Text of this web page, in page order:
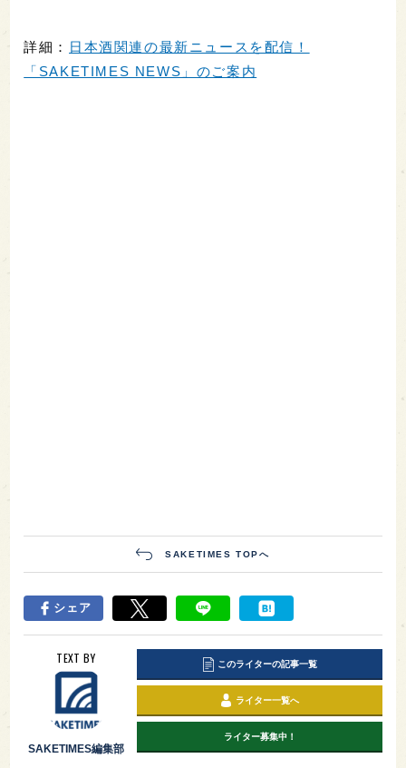
詳細：
日本酒関連の最新ニュースを配信！
「SAKETIMES NEWS」のご案内
SAKETIMES TOPへ
シェア
TEXT BY
SAKETIMES編集部
このライターの記事一覧
ライター一覧へ
ライター募集中！